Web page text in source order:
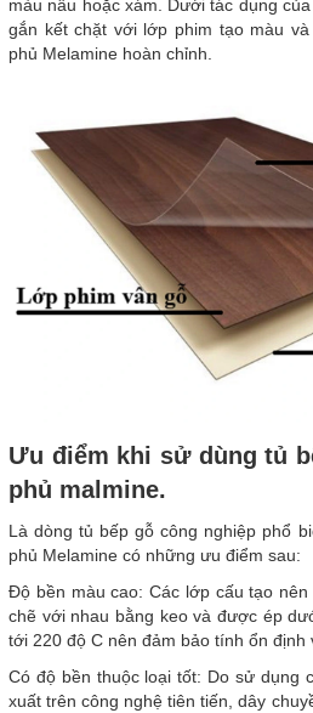
màu nâu hoặc xám. Dưới tác dụng
gắn kết chặt với lớp phim tạo màu
phủ Melamine hoàn chỉnh.
Ưu điểm khi sử dùng tủ
phủ malmine.
Là dòng tủ bếp gỗ công nghiệp phổ
phủ Melamine có những ưu điểm sau:
Độ bền màu cao: Các lớp cấu tạo
chẽ với nhau bằng keo và được ép
tới 220 độ C nên đảm bảo tính ổn định
Có độ bền thuộc loại tốt: Do sử dụng
xuất trên công nghệ tiên tiến, dây